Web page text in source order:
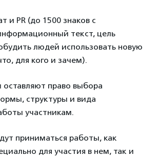
и PR (до 1500 знаков с
текст, цель
людей использовать новую
для кого и зачем).
оставляют право выбора
структуры и вида
участникам.
приниматься работы, как
для участия в нем, так и